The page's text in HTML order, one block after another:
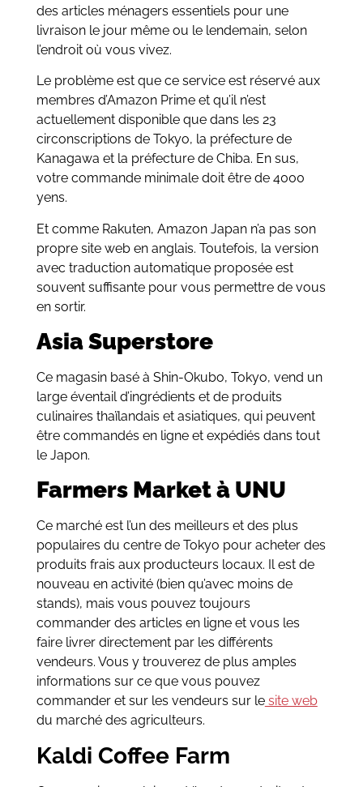
des articles ménagers essentiels pour une
livraison le jour même ou le lendemain, selon
l’endroit où vous vivez.
Le problème est que ce service est réservé aux
membres d’Amazon Prime et qu’il n’est
actuellement disponible que dans les 23
circonscriptions de Tokyo, la préfecture de
Kanagawa et la préfecture de Chiba. En sus,
votre commande minimale doit être de 4000
yens.
Et comme Rakuten, Amazon Japan n’a pas son
propre site web en anglais. Toutefois, la version
avec traduction automatique proposée est
souvent suffisante pour vous permettre de vous
en sortir.
Asia Superstore
Ce magasin basé à Shin-Okubo, Tokyo, vend un
large éventail d’ingrédients et de produits
culinaires thaïlandais et asiatiques, qui peuvent
être commandés en ligne et expédiés dans tout
le Japon.
Farmers Market à UNU
Ce marché est l’un des meilleurs et des plus
populaires du centre de Tokyo pour acheter des
produits frais aux producteurs locaux. Il est de
nouveau en activité (bien qu’avec moins de
stands), mais vous pouvez toujours
commander des articles en ligne et vous les
faire livrer directement par les différents
vendeurs. Vous y trouverez de plus amples
informations sur ce que vous pouvez
commander et sur les vendeurs sur lesite web
du marché des agriculteurs.
Kaldi Coffee Farm